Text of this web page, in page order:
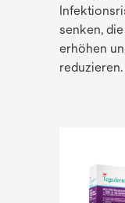
senken,
erhöhen
reduzieren.